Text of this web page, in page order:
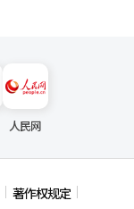
人民网
著作权规定